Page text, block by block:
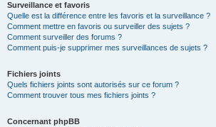
Surveillance et favoris
Quelle est la différence entre les favoris et la surveillance ?
Comment mettre en favoris ou surveiller des sujets ?
Comment surveiller des forums ?
Comment puis-je supprimer mes surveillances de sujets ?
Fichiers joints
Quels fichiers joints sont autorisés sur ce forum ?
Comment trouver tous mes fichiers joints ?
Concernant phpBB